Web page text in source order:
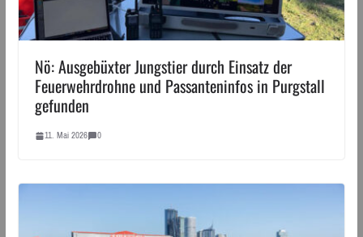
Nö: Ausgebüxter Jungstier durch Einsatz der
Feuerwehrdrohne und Passanteninfos in Purgstall
gefunden
11. Mai 2026 0